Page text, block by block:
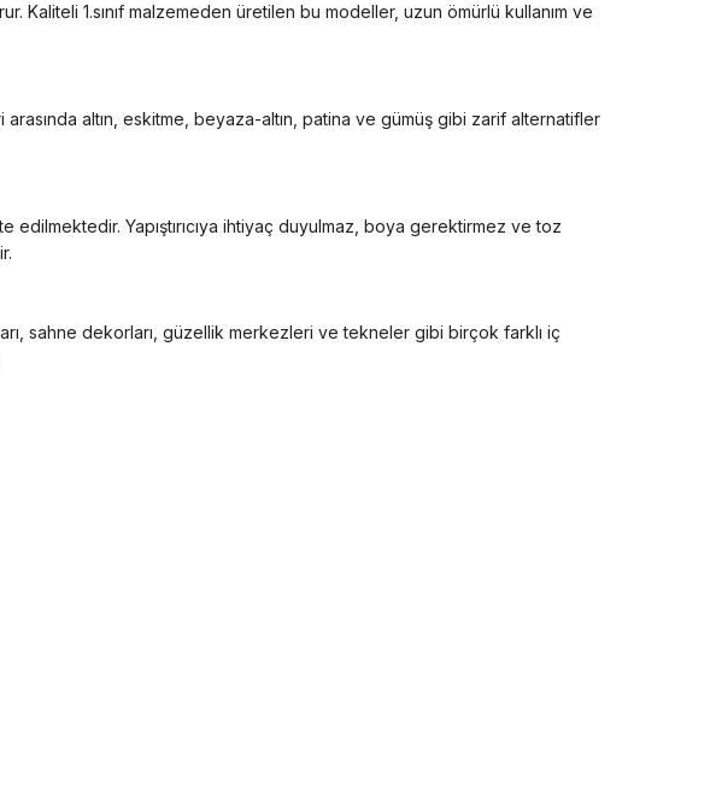
1.sınıf malzemeden üretilen bu modeller, uzun ömürlü kullanım ve
altın, eskitme, beyaza-altın, patina ve gümüş gibi zarif alternatifler
Yapıştırıcıya ihtiyaç duyulmaz, boya gerektirmez ve toz
sahne dekorları, güzellik merkezleri ve tekneler gibi birçok farklı iç